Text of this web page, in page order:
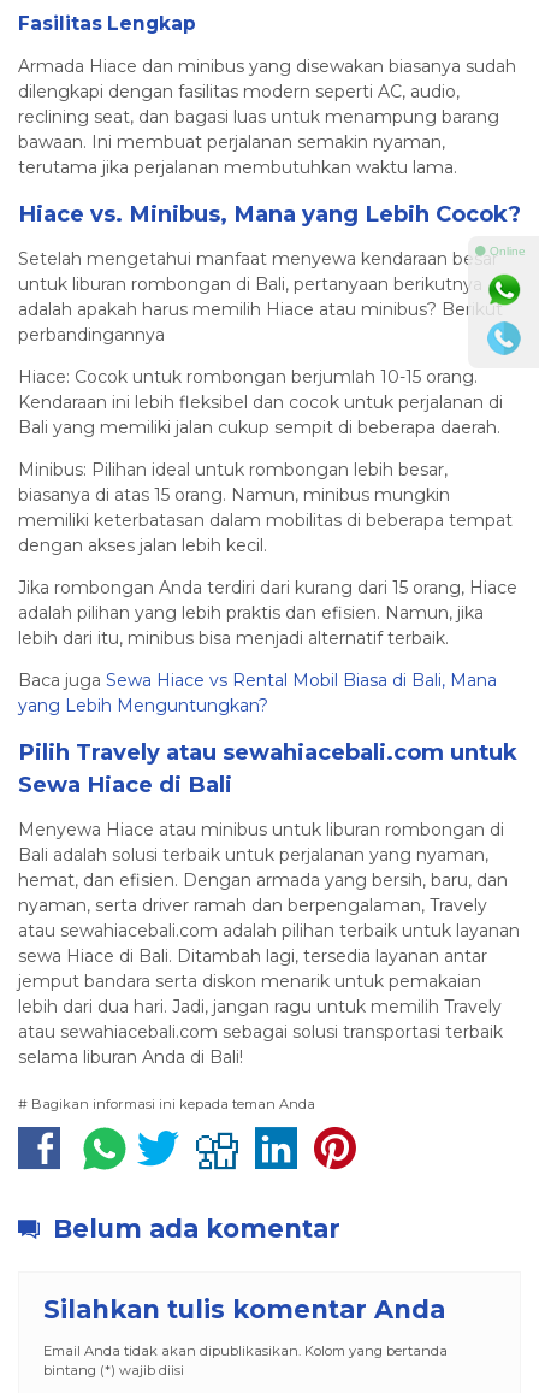
Fasilitas Lengkap
Armada Hiace dan minibus yang disewakan biasanya sudah
dilengkapi dengan fasilitas modern seperti AC, audio,
reclining seat, dan bagasi luas untuk menampung barang
bawaan. Ini membuat perjalanan semakin nyaman,
terutama jika perjalanan membutuhkan waktu lama.
Hiace vs. Minibus, Mana yang Lebih Cocok?
Setelah mengetahui manfaat menyewa kendaraan besar
untuk liburan rombongan di Bali, pertanyaan berikutnya
adalah apakah harus memilih Hiace atau minibus? Berikut
perbandingannya
Hiace: Cocok untuk rombongan berjumlah 10-15 orang.
Kendaraan ini lebih fleksibel dan cocok untuk perjalanan di
Bali yang memiliki jalan cukup sempit di beberapa daerah.
Minibus: Pilihan ideal untuk rombongan lebih besar,
biasanya di atas 15 orang. Namun, minibus mungkin
memiliki keterbatasan dalam mobilitas di beberapa tempat
dengan akses jalan lebih kecil.
Jika rombongan Anda terdiri dari kurang dari 15 orang, Hiace
adalah pilihan yang lebih praktis dan efisien. Namun, jika
lebih dari itu, minibus bisa menjadi alternatif terbaik.
Baca juga Sewa Hiace vs Rental Mobil Biasa di Bali, Mana
yang Lebih Menguntungkan?
Pilih Travely atau sewahiacebali.com untuk
Sewa Hiace di Bali
Menyewa Hiace atau minibus untuk liburan rombongan di
Bali adalah solusi terbaik untuk perjalanan yang nyaman,
hemat, dan efisien. Dengan armada yang bersih, baru, dan
nyaman, serta driver ramah dan berpengalaman, Travely
atau sewahiacebali.com adalah pilihan terbaik untuk layanan
sewa Hiace di Bali. Ditambah lagi, tersedia layanan antar
jemput bandara serta diskon menarik untuk pemakaian
lebih dari dua hari. Jadi, jangan ragu untuk memilih Travely
atau sewahiacebali.com sebagai solusi transportasi terbaik
selama liburan Anda di Bali!
# Bagikan informasi ini kepada teman Anda
Belum ada komentar
Silahkan tulis komentar Anda
Email Anda tidak akan dipublikasikan. Kolom yang bertanda
bintang (*) wajib diisi
⚫ Online